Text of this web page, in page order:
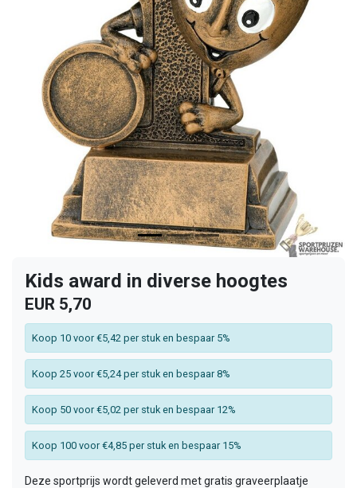
Vorige
Kids award in diverse hoogtes
EUR 5,70
Koop 10 voor €5,42 per stuk en bespaar 5%
Koop 25 voor €5,24 per stuk en bespaar 8%
Koop 50 voor €5,02 per stuk en bespaar 12%
Koop 100 voor €4,85 per stuk en bespaar 15%
Deze sportprijs wordt geleverd met gratis graveerplaatje